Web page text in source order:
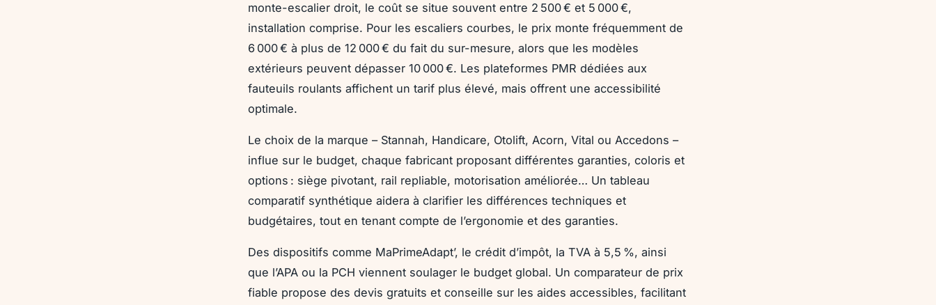
monte-escalier droit, le coût se situe souvent entre 2 500 € et 5 000 €,
installation comprise. Pour les escaliers courbes, le prix monte fréquemment de
6 000 € à plus de 12 000 € du fait du sur-mesure, alors que les modèles
extérieurs peuvent dépasser 10 000 €. Les plateformes PMR dédiées aux
fauteuils roulants affichent un tarif plus élevé, mais offrent une accessibilité
optimale.
Le choix de la marque – Stannah, Handicare, Otolift, Acorn, Vital ou Accedons –
influe sur le budget, chaque fabricant proposant différentes garanties, coloris et
options : siège pivotant, rail repliable, motorisation améliorée… Un tableau
comparatif synthétique aidera à clarifier les différences techniques et
budgétaires, tout en tenant compte de l’ergonomie et des garanties.
Des dispositifs comme MaPrimeAdapt’, le crédit d’impôt, la TVA à 5,5 %, ainsi
que l’APA ou la PCH viennent soulager le budget global. Un comparateur de prix
fiable propose des devis gratuits et conseille sur les aides accessibles, facilitant